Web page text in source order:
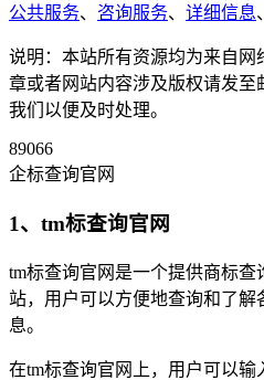
公共服务、 咨询服务、 详细信息、
说明：本站所有资源均为来自
章或者网站内容涉及版权请发至
我们以便及时处理。
89066
企标查询官网
1、tm标查询官网
tm标查询官网是一个提供商标查
站，用户可以方便地查询和了
息。
在tm标查询官网上，用户可以